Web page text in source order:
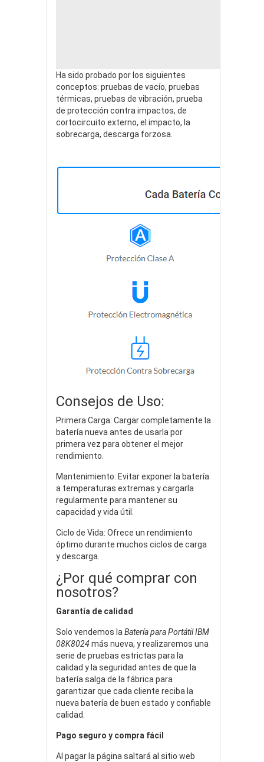
Ha sido probado por los siguientes
conceptos: pruebas de vacío, pruebas
térmicas, pruebas de vibración, prueba
de protección contra impactos, de
cortocircuito externo, el impacto, la
sobrecarga, descarga forzosa.
Consejos de Uso:
Primera Carga: Cargar completamente la
batería nueva antes de usarla por
primera vez para obtener el mejor
rendimiento.
Mantenimiento: Evitar exponer la batería
a temperaturas extremas y cargarla
regularmente para mantener su
capacidad y vida útil.
Ciclo de Vida: Ofrece un rendimiento
óptimo durante muchos ciclos de carga
y descarga.
¿Por qué comprar con
nosotros?
Garantía de calidad
Solo vendemos la Batería para Portátil IBM
08K8024más nueva, y realizaremos una
serie de pruebas estrictas para la
calidad y la seguridad antes de que la
batería salga de la fábrica para
garantizar que cada cliente reciba la
nueva batería de buen estado y confiable
calidad.
Pago seguro y compra fácil
Al pagar la página saltará al sitio web